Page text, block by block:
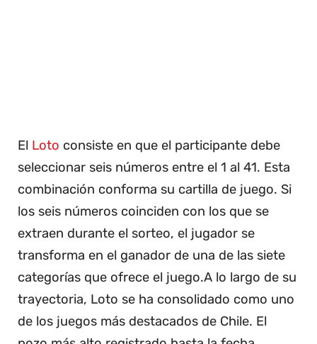
El Loto consiste en que el participante debe
seleccionar seis números entre el 1 al 41. Esta
combinación conforma su cartilla de juego. Si
los seis números coinciden con los que se
extraen durante el sorteo, el jugador se
transforma en el ganador de una de las siete
categorías que ofrece el juego.A lo largo de su
trayectoria, Loto se ha consolidado como uno
de los juegos más destacados de Chile. El